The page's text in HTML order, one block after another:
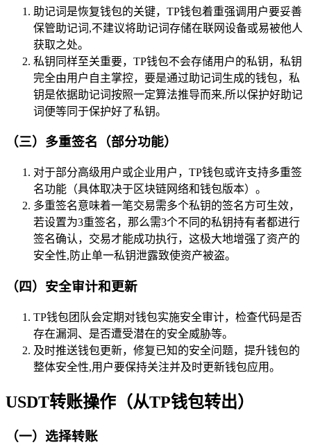
助记词是恢复钱包的关键，TP钱包着重强调用户要妥善
保管助记词,不建议将助记词存储在联网设备或易被他人
获取之处。
私钥同样至关重要，TP钱包不会存储用户的私钥，私钥
完全由用户自主掌控，要是通过助记词生成的钱包，私
钥是依据助记词按照一定算法推导而来,所以保护好助记
词便等同于保护好了私钥。
（三）多重签名（部分功能）
对于部分高级用户或企业用户，TP钱包或许支持多重签
名功能（具体取决于区块链网络和钱包版本）。
多重签名意味着一笔交易需多个私钥的签名方可生效，
若设置为3重签名，那么需3个不同的私钥持有者都进行
签名确认，交易才能成功执行，这极大地增强了资产的
安全性,防止单一私钥泄露致使资产被盗。
（四）安全审计和更新
TP钱包团队会定期对钱包实施安全审计，检查代码是否
存在漏洞、是否遭受潜在的安全威胁等。
及时推送钱包更新，修复已知的安全问题，提升钱包的
整体安全性,用户要保持关注并及时更新钱包应用。
USDT转账操作（从TP钱包转出）
（一）选择转账